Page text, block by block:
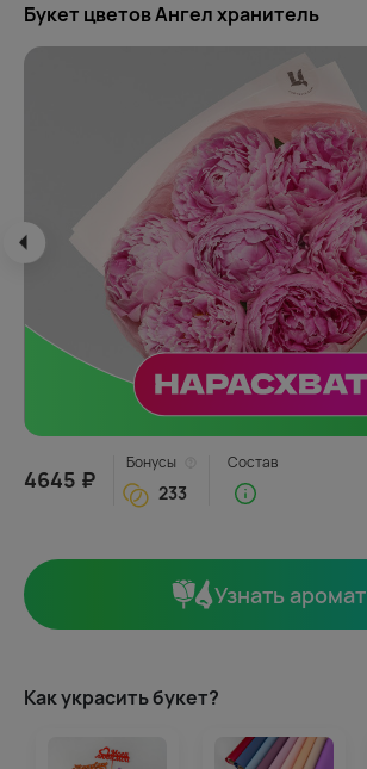
Букет цветов Ангел хранитель
4645 ₽
Бонусы
233
Состав
Узнать аромат
Как украсить букет?